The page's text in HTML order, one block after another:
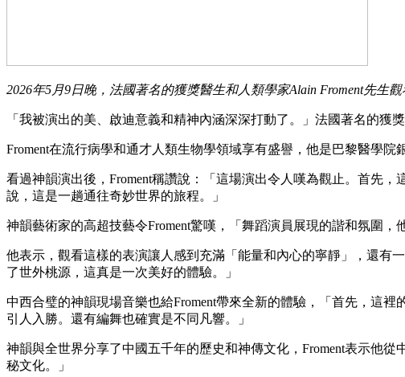
2026年5月9日晚，法國著名的獲獎醫生和人類學家Alain Froment先生
「我被演出的美、啟迪意義和精神內涵深深打動了。」法國著名的獲
Froment在流行病學和通才人類生物學領域享有盛譽，他是巴黎醫學院
看過神韻演出後，Froment稱讚說：「這場演出令人嘆為觀止。首先
說，這是一趟通往奇妙世界的旅程。」
神韻藝術家的高超技藝令Froment驚嘆，「舞蹈演員展現的諧和氛圍
他表示，觀看這樣的表演讓人感到充滿「能量和內心的寧靜」，還有
了世外桃源，這真是一次美好的體驗。」
中西合璧的神韻現場音樂也給Froment帶來全新的體驗，「首先，這
引人入勝。還有編舞也確實是不同凡響。」
神韻與全世界分享了中國五千年的歷史和神傳文化，Froment表示他
秘文化。」